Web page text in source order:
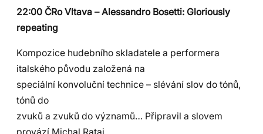
22:00 ČRo Vltava – Alessandro Bosetti: Gloriously
repeating
Kompozice hudebního skladatele a performera
italského původu založená na
speciální konvoluční technice – slévání slov do tónů,
tónů do
zvuků a zvuků do významů… Připravil a slovem